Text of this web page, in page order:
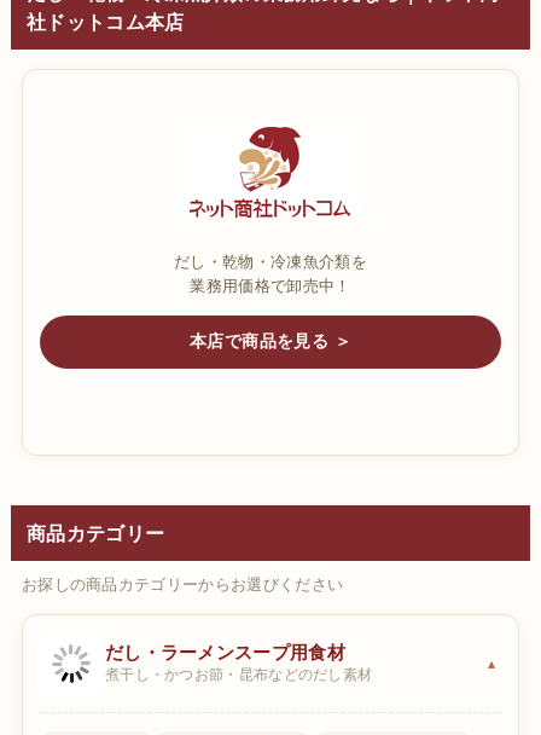
社ドットコム本店
だし・乾物・冷凍魚介類を
業務用価格で卸売中！
本店で商品を見る ＞
商品カテゴリー
お探しの商品カテゴリーからお選びください
だし・ラーメンスープ用食材
煮干し・かつお節・昆布などのだし素材